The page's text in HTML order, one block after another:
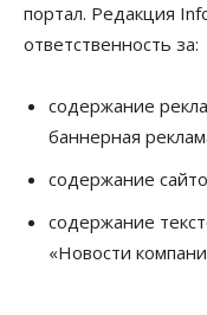
портал. Редакция
ответственность за:
содержание
баннерная
содержание
содержание
«Новости